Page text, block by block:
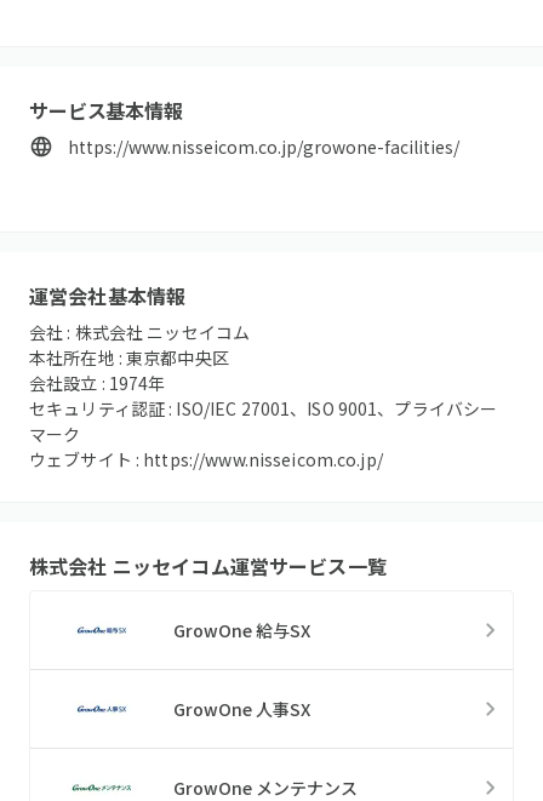
サービス基本情報
https://www.nisseicom.co.jp/growone-facilities/
運営会社基本情報
会社 : 株式会社 ニッセイコム
本社所在地 :東京都中央区
会社設立 : 1974年
セキュリティ認証 : ISO/IEC 27001、ISO 9001、プライバシー
マーク
ウェブサイト : https://www.nisseicom.co.jp/
株式会社 ニッセイコム運営サービス一覧
GrowOne 給与SX
GrowOne 人事SX
GrowOne メンテナンス